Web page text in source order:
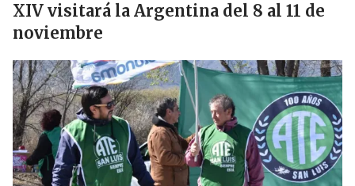
XIV visitará la Argentina del 8 al 11 de
noviembre